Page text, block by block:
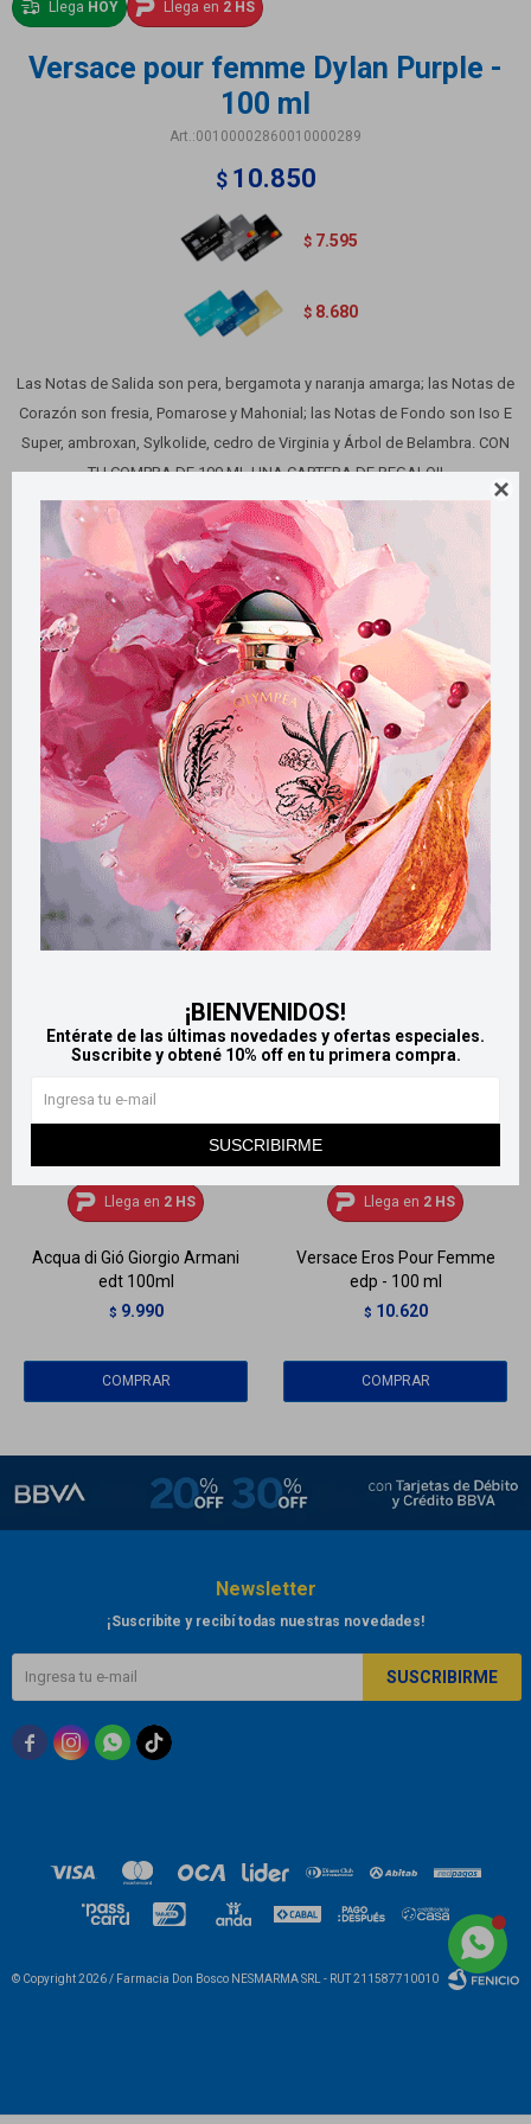

¡BIENVENIDOS!
Entérate de las últimas novedades y ofertas especiales.
Suscribite y obtené 10% off en tu primera compra.
SUSCRIBIRME
Llega HOY Llega en 2 HS
Versace pour femme Dylan Purple -
100 ml
00100002860010000289
$ 10.850
$ 7.595
$ 8.680
Las Notas de Salida son pera, bergamota y naranja amarga; las Notas de
Corazón son fresia, Pomarose y Mahonial; las Notas de Fondo son Iso E
Super, ambroxan, Sylkolide, cedro de Virginia y Árbol de Belambra. CON
TU COMPRA DE 100 ML UNA CARTERA DE REGALO!!
Variantes:
Métodos y costos de envío
Retiros gratuitos en tiendas
Productos que te pueden interesar
LlegaHOY
Llega en 2 HS
Acqua di Gió Giorgio Armani
edt 100ml
$ 9.990
LlegaHOY
Llega en 2 HS
Versace Eros Pour Femme
edp - 100 ml
$ 10.620
Newsletter
¡Suscribite y recibí todas nuestras novedades!
SUSCRIBIRME
  
© Copyright 2026 / Farmacia Don Bosco NESMARMA SRL - RUT 211587710010